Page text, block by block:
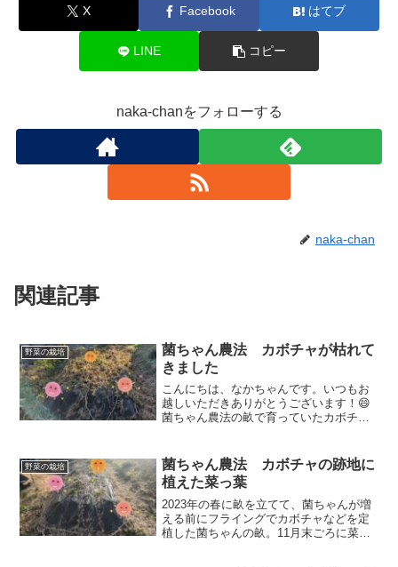
X Facebook はてブ
LINE コピー
naka-chanをフォローする
naka-chan
関連記事
野菜の栽培
菌ちゃん農法 カボチャが枯れて
きました
こんにちは、なかちゃんです。いつもお
越しいただきありがとうございます！😄
菌ちゃん農法の畝で育っていたカボチャ
紹介しますね！では、行ってみましょ
う！畝全体菌ちゃん農法の畝...
野菜の栽培
菌ちゃん農法 カボチャの跡地に
植えた菜っ葉
2023年の春に畝を立てて、菌ちゃんが増
える前にフライングでカボチャなどを定
植した菌ちゃんの畝。11月末ごろに菜っ